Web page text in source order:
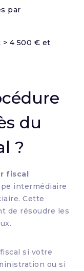
par
4 500 € et
du
?
fiscal
intermédiaire
Cette
de résoudre les
si votre
ou si